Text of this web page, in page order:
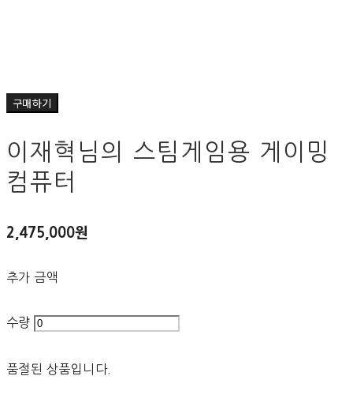
구매하기
이재혁님의 스팀게임용 게이밍
컴퓨터
2,475,000원
추가 금액
수량
품절된 상품입니다.